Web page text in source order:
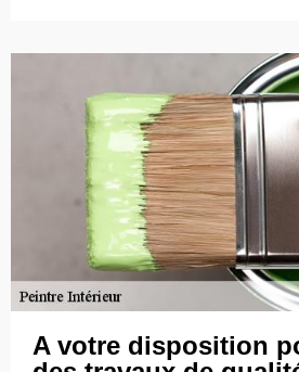
A votre disposition